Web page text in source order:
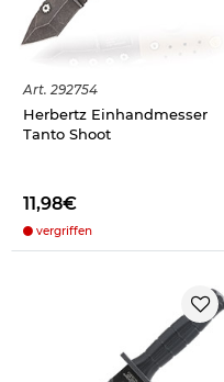
Art. 292754
Herbertz Einhandmesser
Tanto Shoot
11,98€
vergriffen